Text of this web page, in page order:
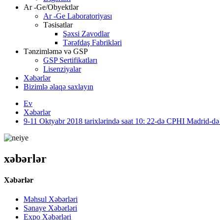
Ar -Ge/Obyektlər
Ar -Ge Laboratoriyası
Təsisatlar
Şəxsi Zavodlar
Tərəfdaş Fabrikləri
Tənzimləmə və GSP
GSP Sertifikatları
Lisenziyalar
Xəbərlər
Bizimlə əlaqə saxlayın
Ev
Xəbərlər
9-11 Oktyabr 2018 tarixlərində saat 10: 22-də CPHI Madrid-
xəbərlər
Xəbərlər
Məhsul Xəbərləri
Sənaye Xəbərləri
Expo Xəbərləri